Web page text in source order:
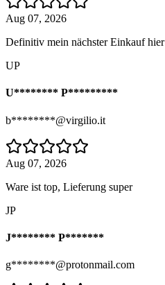
Aug 07, 2026
Definitiv mein nächster Einkauf hier
UP
U******** P*********
b********@virgilio.it
Aug 07, 2026
Ware ist top, Lieferung super
JP
J******** P*******
g********@protonmail.com